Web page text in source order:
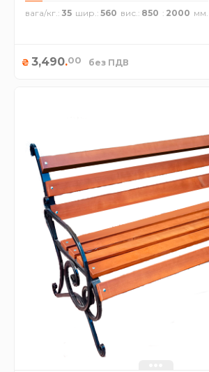
вага/кг. 35 шир. 560 вис. 850 2000
₴ 3,490.00 без ПДВ